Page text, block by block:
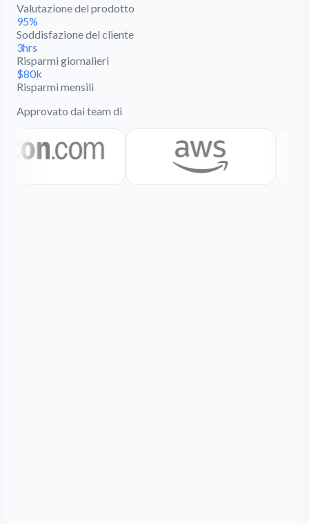
Valutazione del prodotto
95%
Soddisfazione del cliente
3hrs
Risparmi giornalieri
$80k
Risparmi mensili
Approvato dai team di